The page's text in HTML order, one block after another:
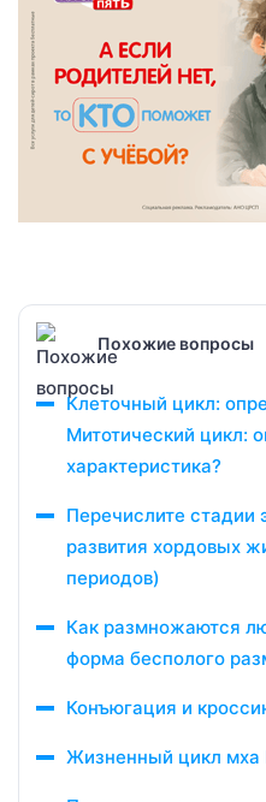
Похожие вопросы
Клеточный цикл:
Митотический цикл:
характеристика?
Перечислите стадии
развития хордовых
периодов)
Как размножаются
форма бесполого
Конъюгация и
Жизненный цикл мха